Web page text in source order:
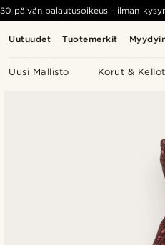
Uutuudet Tuotemerkit
Uusi Mallisto Korut & Kellot
30 päivän palautusoikeus - ilman